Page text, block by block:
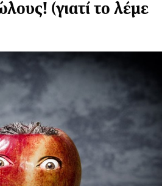
(γιατί το λέμε